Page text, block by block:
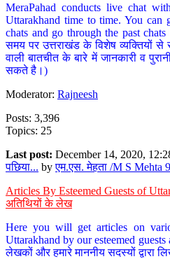
MeraPahad conducts live chat
Uttarakhand time to time. You can
chats and go through the past
समय पर उत्तराखंड के विशेष व्यक्तियों
वाली बातचीत के बारे में जानकारी व
सकते है।)
Moderator: Rajneesh
Posts: 3,396
Topics: 25
Last post: December 14, 2020,
पछिया... byएम.एस. मेहता /M S Mehta
Articles By Esteemed Guests of
अतिथियों के लेख
Here you will get articles on
Uttarakhand by our esteemed guests
लेखकों और हमारे माननीय सदस्यों द्वारा